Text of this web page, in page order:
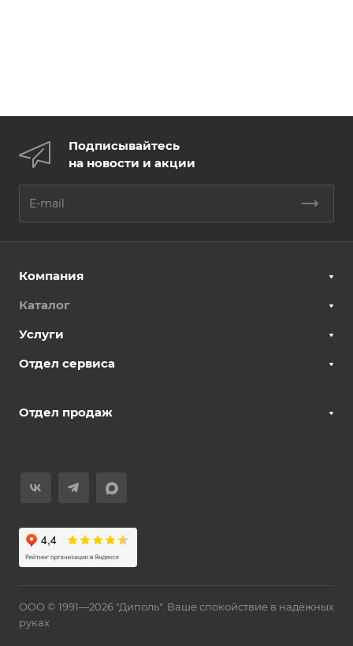
Подписывайтесь
на новости и акции
Компания
Каталог
Услуги
Отдел сервиса
Отдел продаж
ООО © 1991—2026 "Диполь". Ваше спокойствие в надёжных
руках